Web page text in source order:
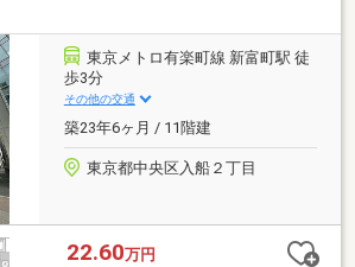
東京メトロ有楽町線 新富町駅 徒
歩3分
その他の交通
築23年6ヶ月 / 11階建
東京都中央区入船２丁目
22.60万円